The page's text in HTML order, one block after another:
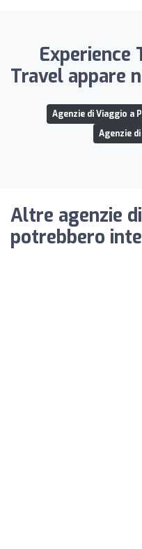
Experience
Travel appare
Agenzie di Viaggio a
Agenzie
Altre agenzie
potrebbero